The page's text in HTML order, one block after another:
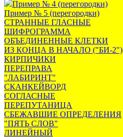
Пример № 4 (перегородки)
Пример № 5 (перегородки)
СТРАННЫЕ ГЛАСНЫЕ
ШИФРОГРАММА
ОБЪЕДИНЕННЫЕ КЛЕТКИ
ИЗ КОНЦА В НАЧАЛО ("БИ-2")
КИРПИЧИКИ
ПЕРЕПРАВА
"ЛАБИРИНТ"
СКАНКЕЙВОРД
СОГЛАСНЫЕ
ПЕРЕПУТАНИЦА
СБЕЖАВШИЕ ОПРЕДЕЛЕНИЯ
"ПЯТЬ СЛОВ"
ЛИНЕЙНЫЙ